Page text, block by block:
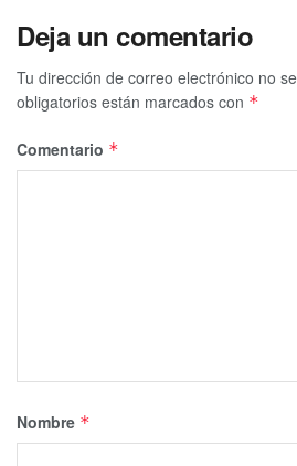
Deja un comentario
Tu dirección de correo electrónico no
obligatorios están marcados con *
Comentario *
Nombre *